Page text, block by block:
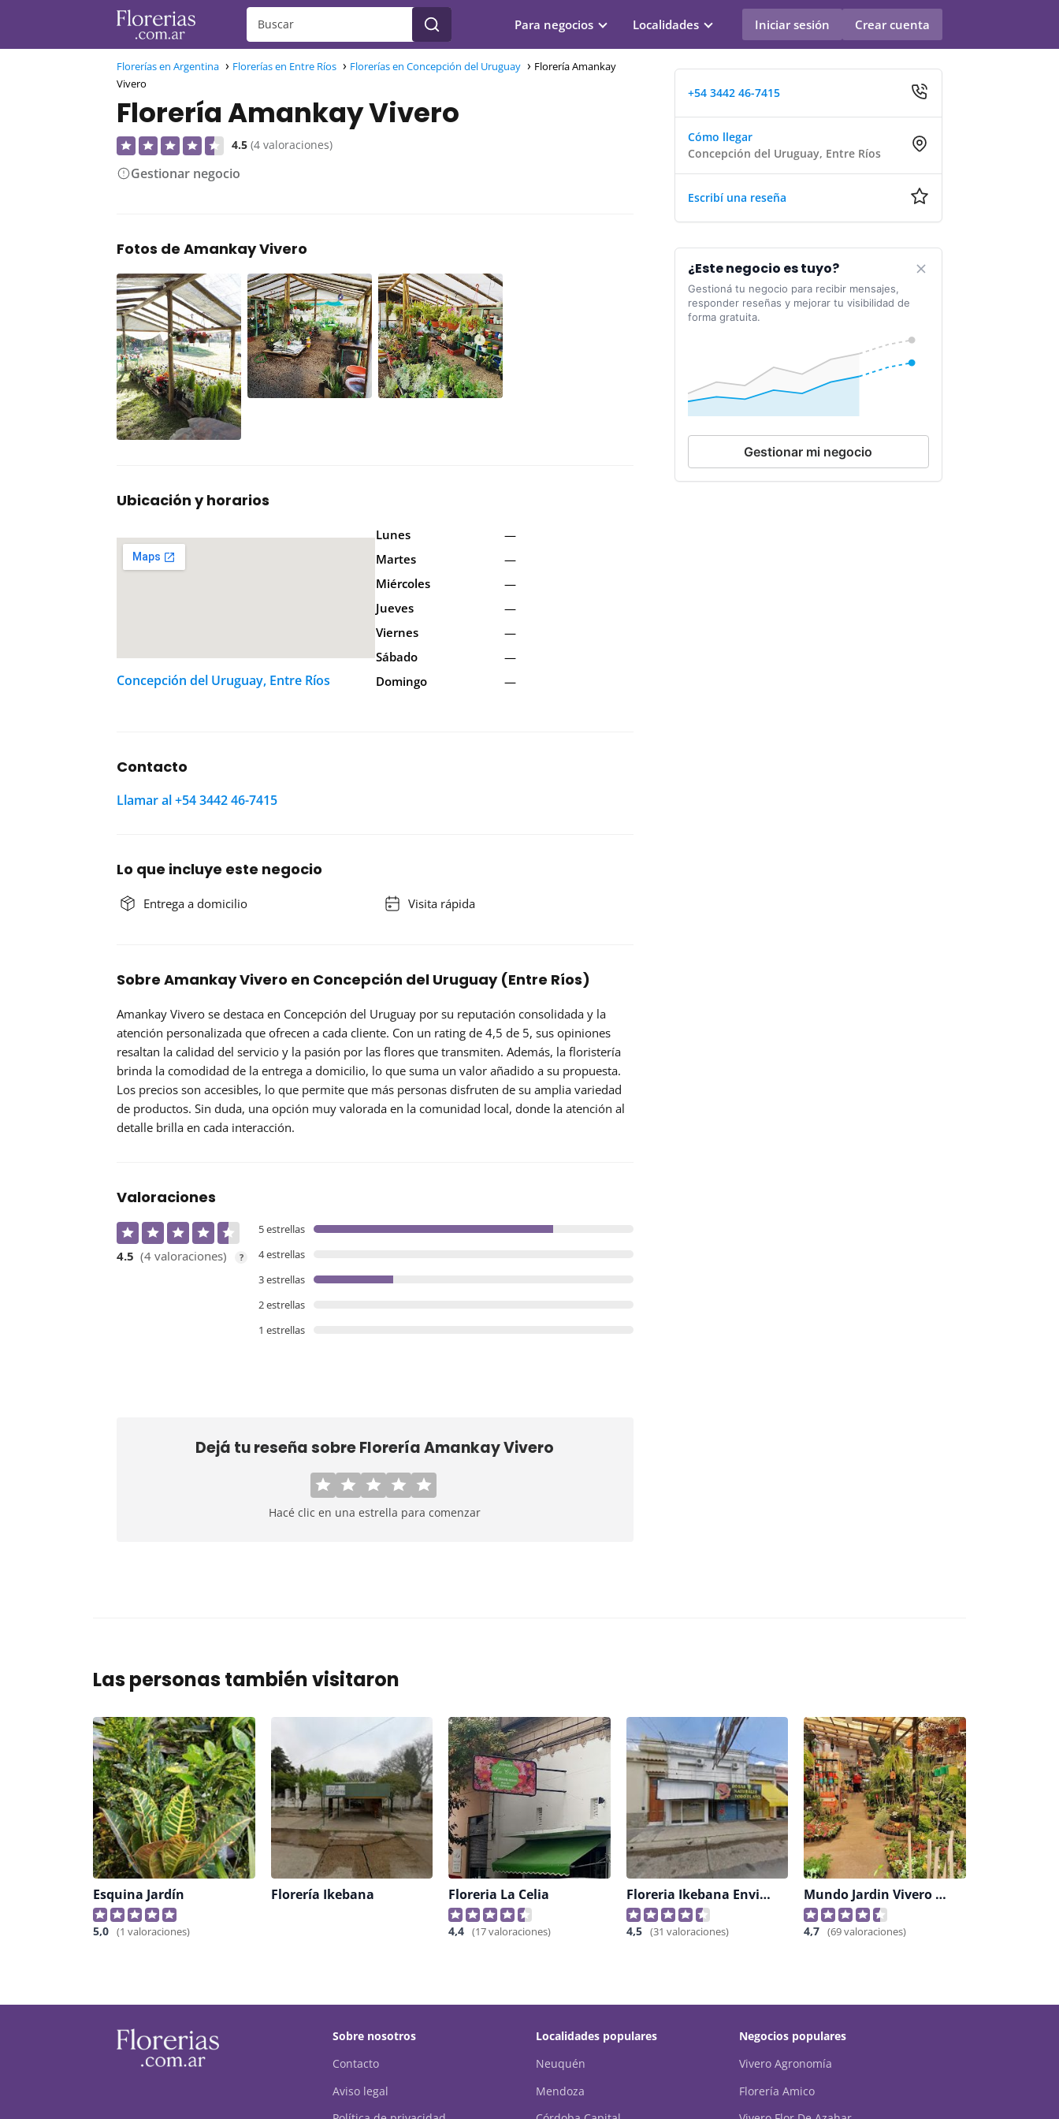
Para negocios Localidades Iniciar sesión Crear cuenta
Florerías en Argentina Florerías en Entre Ríos Florerías en Concepción del Uruguay
Florería Amankay
Vivero
Florería Amankay Vivero
4.5 (4 valoraciones)
Gestionar negocio
Fotos de Amankay Vivero
Ubicación y horarios
Concepción del Uruguay, Entre Ríos
Lunes
—
Martes
—
Miércoles
—
Jueves
—
Viernes
—
Sábado
—
Domingo
—
Contacto
Llamar al +54 3442 46-7415
Lo que incluye este negocio
Entrega a domicilio Visita rápida
Sobre Amankay Vivero en Concepción del Uruguay (Entre Ríos)
Amankay Vivero se destaca en Concepción del Uruguay por su reputación consolidada y la
atención personalizada que ofrecen a cada cliente. Con un rating de 4,5 de 5, sus opiniones
resaltan la calidad del servicio y la pasión por las flores que transmiten. Además, la floristería
brinda la comodidad de la entrega a domicilio, lo que suma un valor añadido a su propuesta.
Los precios son accesibles, lo que permite que más personas disfruten de su amplia variedad
de productos. Sin duda, una opción muy valorada en la comunidad local, donde la atención al
detalle brilla en cada interacción.
Valoraciones
4.5 (4 valoraciones) ?
5 estrellas
4 estrellas
3 estrellas
2 estrellas
1 estrellas
Dejá tu reseña sobreFlorería Amankay Vivero
Hacé clic en una estrella para comenzar
+54 3442 46-7415
Cómo llegar
Concepción del Uruguay, Entre Ríos
Escribí una reseña
¿Este negocio es tuyo?
Gestioná tu negocio para recibir mensajes,
responder reseñas y mejorar tu visibilidad de
forma gratuita.
Gestionar mi negocio
Las personas también visitaron
Esquina Jardín
5,0 (1 valoraciones)
Florería Ikebana Floreria La Celia
4,4 (17 valoraciones)
Floreria Ikebana Envio A Domicilio
4,5 (31 valoraciones)
Mundo Jardin Vivero Y Floreria
4,7 (69 valoraciones)
Sobre nosotros
Contacto
Aviso legal
Localidades populares
Neuquén
Mendoza
Negocios populares
Vivero Agronomía
Florería Amico